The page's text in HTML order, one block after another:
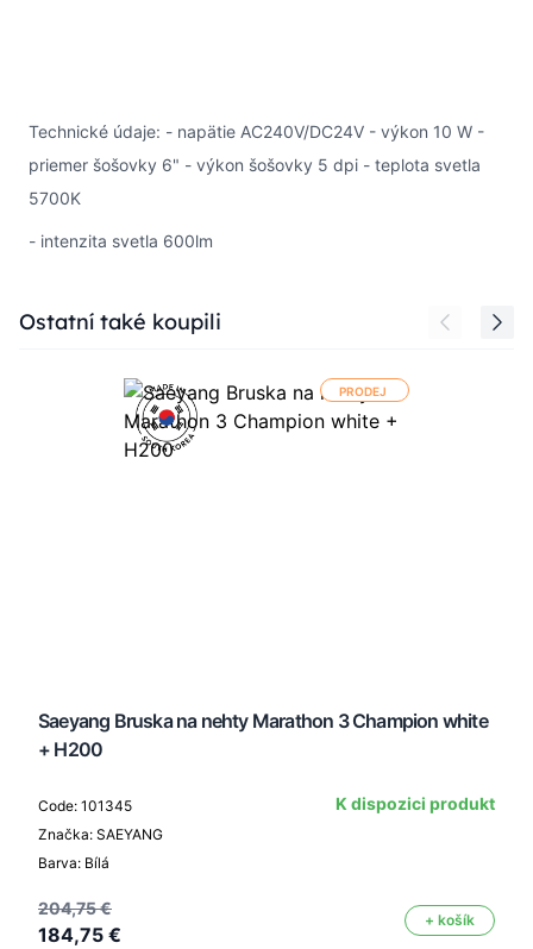
Technické údaje: - napätie AC240V/DC24V - výkon 10 W -
priemer šošovky 6" - výkon šošovky 5 dpi - teplota svetla
5700K
- intenzita svetla 600lm
Press to skip carousel
Ostatní také koupili
PRODEJ
Saeyang Bruska na nehty Marathon 3 Champion white
+ H200
Code: 101345
Značka: SAEYANG
Barva: Bílá
K dispozici produkt
204,75 €
184,75 €
+ košík